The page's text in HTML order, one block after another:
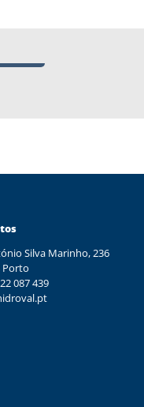
Silva Marinho, 236
Porto
087 439